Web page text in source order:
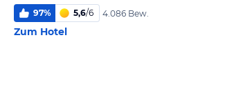
97% 5,6/6 4.086 Bew.
Zum Hotel